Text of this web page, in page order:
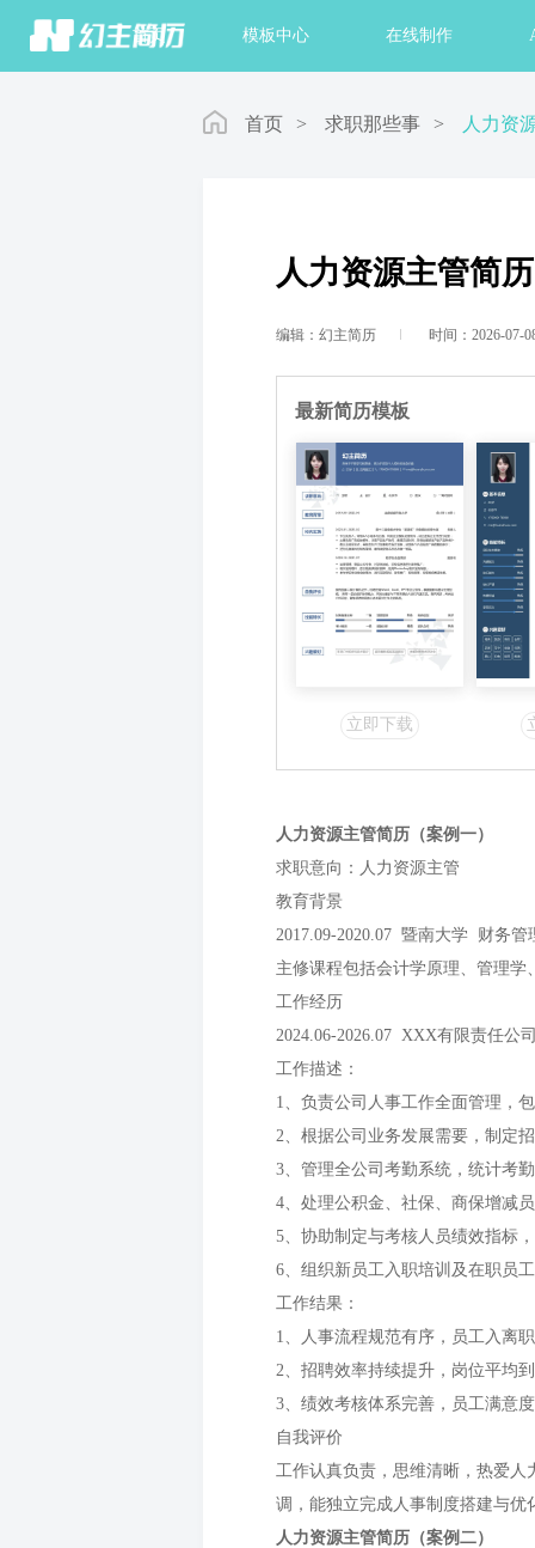
首页 模板中心 在线制作
首页 > 求职那些事 > 人力资
人力资源主管简
编辑：幻主简历 时间：2026-07-
最新简历模板
立即下载
人力资源主管简历（案例一）
求职意向：人力资源主管
教育背景
2017.09-2020.07 暨南大学 财务
主修课程包括会计学原理、管理
工作经历
2024.06-2026.07 XXX有限责任公
工作描述：
1、负责公司人事工作全面管理，
2、根据公司业务发展需要，制定
3、管理全公司考勤系统，统计考
4、处理公积金、社保、商保增减
5、协助制定与考核人员绩效指标
6、组织新员工入职培训及在职员
工作结果：
1、人事流程规范有序，员工入离
2、招聘效率持续提升，岗位平均
3、绩效考核体系完善，员工满意
自我评价
工作认真负责，思维清晰，热爱人
调，能独立完成人事制度搭建与
人力资源主管简历（案例二）